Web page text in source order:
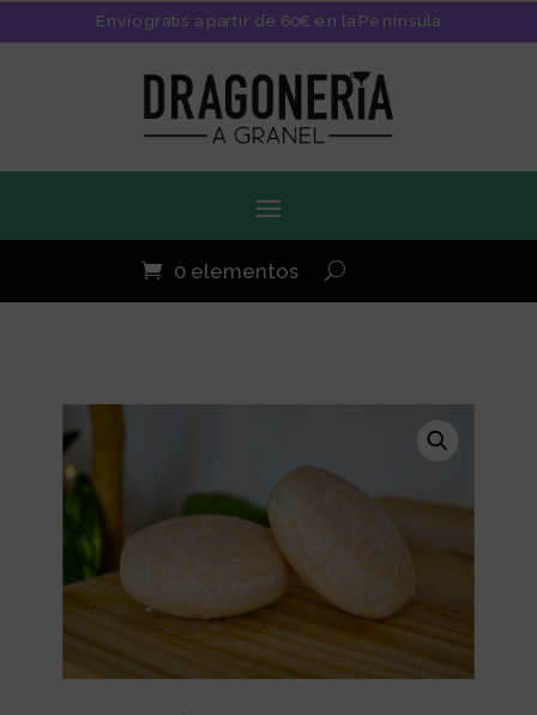
Envío gratis a partir de 60€ en la Península
0 elementos